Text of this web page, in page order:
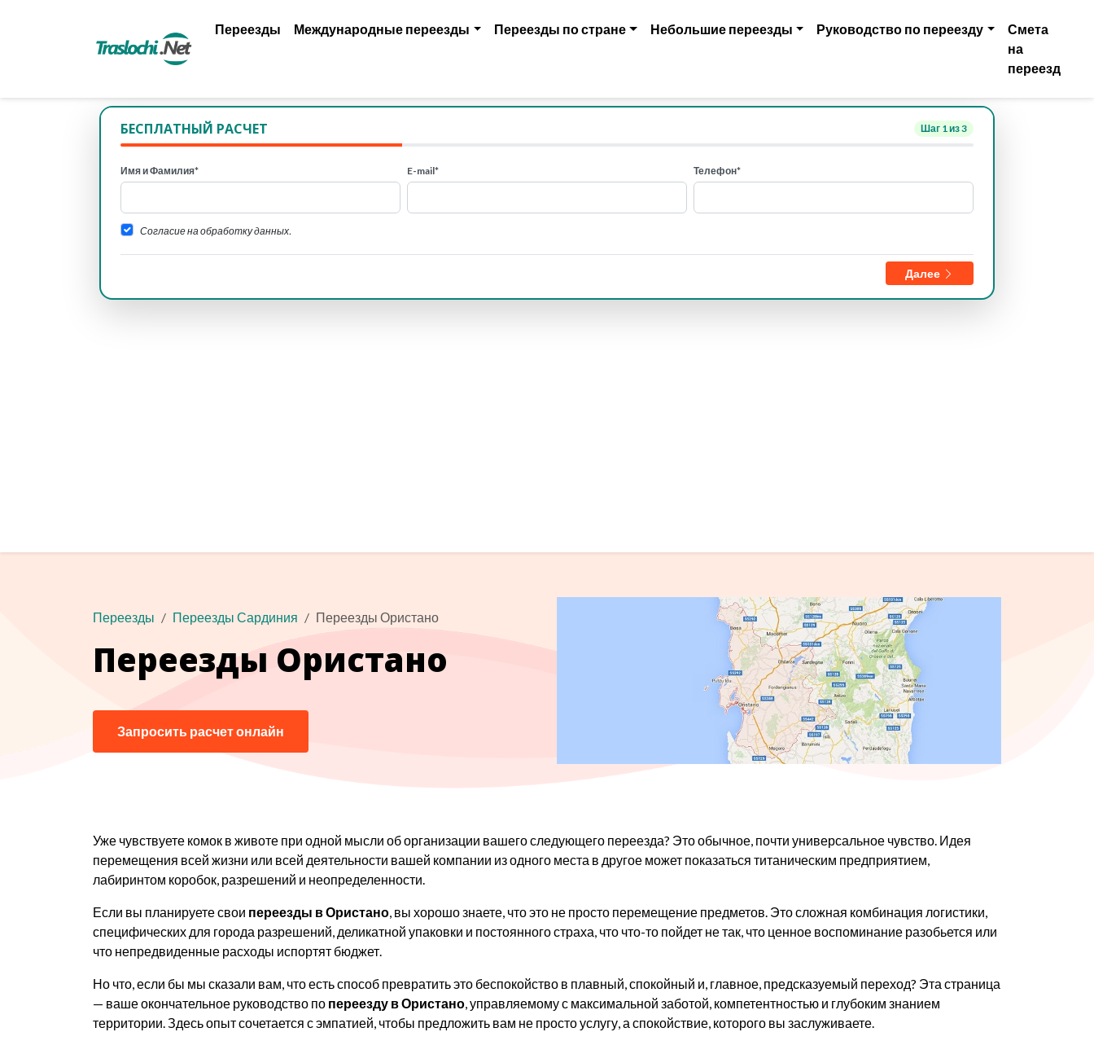
Переезды Международные переезды Переезды по стране Небольшие переезды Руководство по переезду
Смета
на
переезд
БЕСПЛАТНЫЙ РАСЧЕТ Шаг 1из 3
Имя и Фамилия* E-mail* Телефон*
Согласие на обработку данных.
Далее
Переезды Переезды Сардиния Переезды Ористано
Переезды Ористано
Запросить расчет онлайн
Уже чувствуете комок в животе при одной мысли об организации вашего следующего переезда? Это обычное, почти универсальное чувство. Идея
перемещения всей жизни или всей деятельности вашей компании из одного места в другое может показаться титаническим предприятием,
лабиринтом коробок, разрешений и неопределенности.
Если вы планируете свои переезды в Ористано, вы хорошо знаете, что это не просто перемещение предметов. Это сложная комбинация логистики,
специфических для города разрешений, деликатной упаковки и постоянного страха, что что-то пойдет не так, что ценное воспоминание разобьется или
что непредвиденные расходы испортят бюджет.
Но что, если бы мы сказали вам, что есть способ превратить это беспокойство в плавный, спокойный и, главное, предсказуемый переход? Эта страница
— ваше окончательное руководство по переезду в Ористано, управляемому с максимальной заботой, компетентностью и глубоким знанием
территории. Здесь опыт сочетается с эмпатией, чтобы предложить вам не просто услугу, а спокойствие, которого вы заслуживаете.